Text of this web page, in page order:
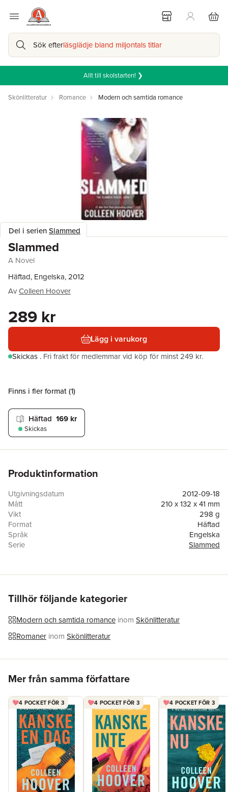
Sök efterläsglädje bland miljontals titlar
Allt till skolstarten! ❯
Skönlitteratur Romance Modern och samtida romance
Del i serienSlammed
Slammed
A Novel
Häftad, Engelska, 2012
AvColleen Hoover
289 kr
Lägg i varukorg
Skickas . Fri frakt för medlemmar vid köp för minst 249 kr.
Finns i fler format (1)
Häftad 169 kr
Skickas
Produktinformation
Utgivningsdatum
2012-09-18
Mått
210 x 132 x 41 mm
Vikt
298 g
Format
Häftad
Språk
Engelska
Serie
Slammed
ISBN
9781476715902
Tillhör följande kategorier
Modern och samtida romance inom Skönlitteratur
Romaner inom Skönlitteratur
Mer från samma författare
4 POCKET FÖR 3 4 POCKET FÖR 3 4 POCKET FÖR 3